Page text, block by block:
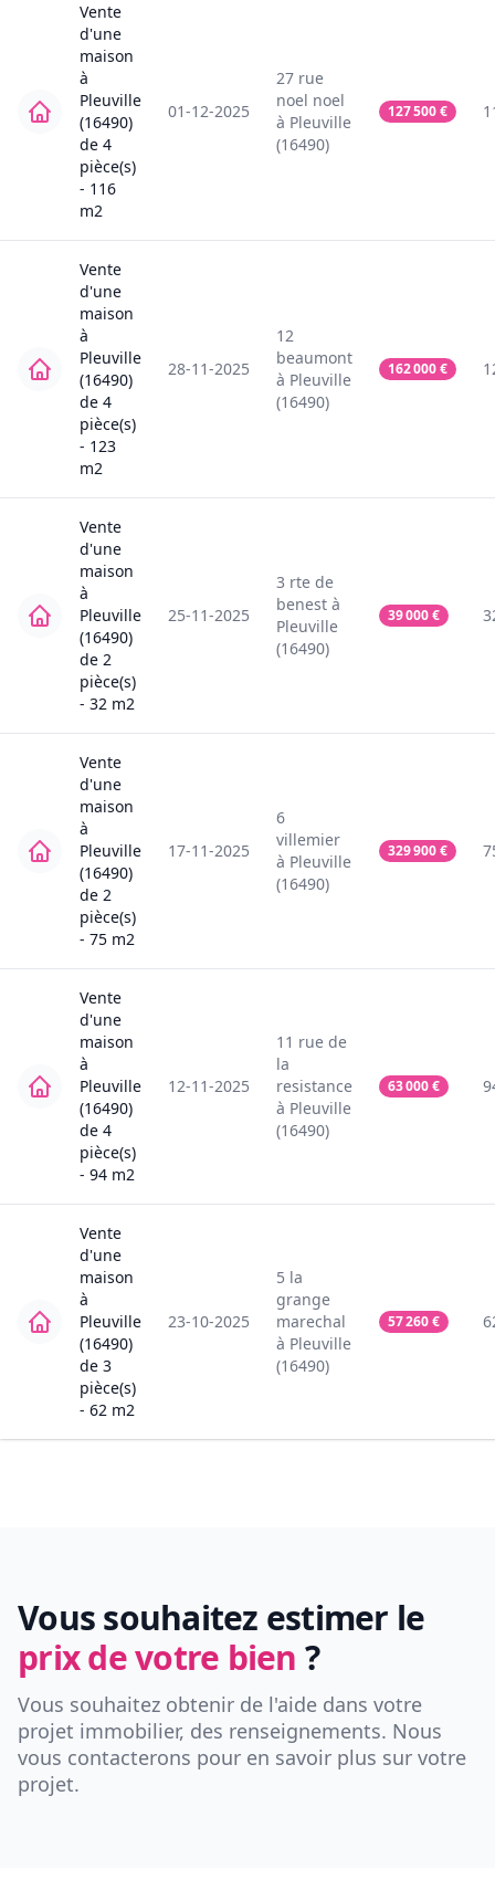
Vente
d'une
maison
à
Pleuville
(16490)
de 4
pièce(s)
- 116
m2
01-12-2025
27 rue
noel noel
à Pleuville
(16490)
127 500€
Vente
d'une
maison
à
Pleuville
(16490)
de 4
pièce(s)
- 123
m2
28-11-2025
12
beaumont
à Pleuville
(16490)
162 000€
Vente
d'une
maison
à
Pleuville
(16490)
de 2
pièce(s)
- 32 m2
25-11-2025
3 rte de
benest à
Pleuville
(16490)
39 000€
Vente
d'une
maison
à
Pleuville
(16490)
de 2
pièce(s)
- 75 m2
17-11-2025
6
villemier
à Pleuville
(16490)
329 900€
Vente
d'une
maison
à
Pleuville
(16490)
de 4
pièce(s)
- 94 m2
12-11-2025
11 rue de
la
resistance
à Pleuville
(16490)
63 000€
Vente
d'une
maison
à
Pleuville
(16490)
de 3
pièce(s)
- 62 m2
23-10-2025
5 la
grange
marechal
à Pleuville
(16490)
57 260€
Vous souhaitez estimer le
prix de votre bien ?
Vous souhaitez obtenir de l'aide dans votre
projet immobilier, des renseignements. Nous
vous contacterons pour en savoir plus sur votre
projet.